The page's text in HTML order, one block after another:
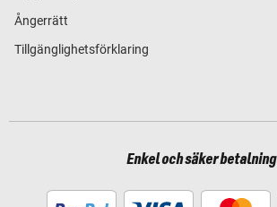
Ångerrätt
Tillgänglighetsförklaring
Enkel och säker betalning